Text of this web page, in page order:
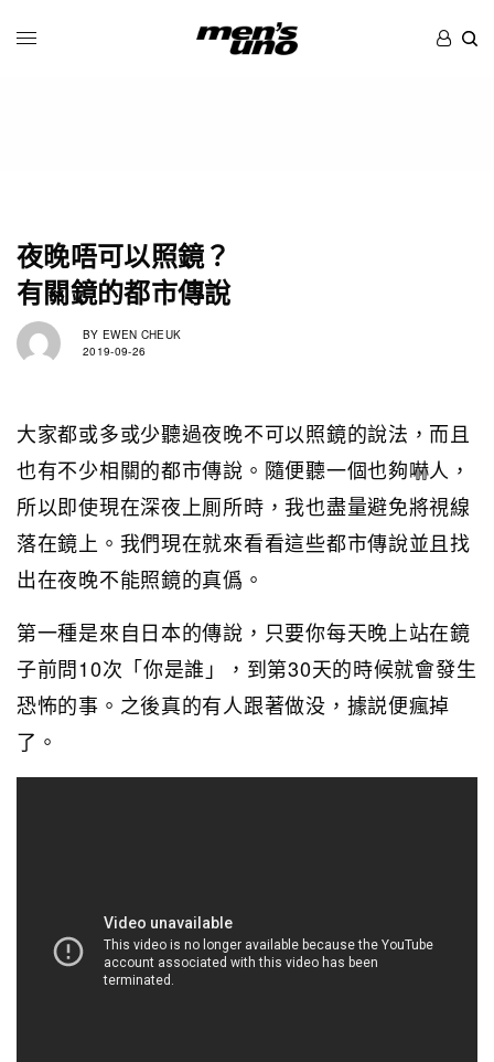
夜晚唔可以照鏡？
有關鏡的都市傳說
BY EWEN CHEUK
2019-09-26
大家都或多或少聽過夜晚不可以照鏡的說法，而且
也有不少相關的都市傳說。隨便聽一個也夠嚇人，
所以即使現在深夜上厠所時，我也盡量避免將視線
落在鏡上。我們現在就來看看這些都市傳說並且找
出在夜晚不能照鏡的真僞。
第一種是來自日本的傳說，只要你每天晚上站在鏡
子前問10次「你是誰」，到第30天的時候就會發生
恐怖的事。之後真的有人跟著做没，據説便瘋掉
了。